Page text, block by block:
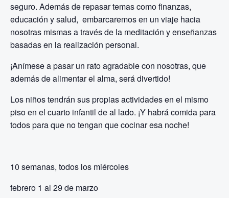
seguro. Además de repasar temas como finanzas,
educación y salud, embarcaremos en un viaje hacia
nosotras mismas a través de la meditación y enseñanzas
basadas en la realización personal.
¡Anímese a pasar un rato agradable con nosotras, que
además de alimentar el alma, será divertido!
Los niños tendrán sus propias actividades en el mismo
piso en el cuarto infantil de al lado. ¡Y habrá comida para
todos para que no tengan que cocinar esa noche!
10 semanas, todos los miércoles
febrero 1 al 29 de marzo